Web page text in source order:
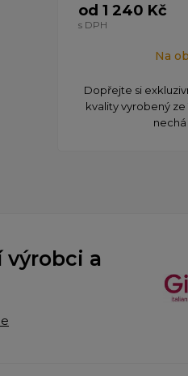
od 1 240 Kč
s DPH
Na
Dopřejte si
kvality vyrobený ze
nechá
výrobci a